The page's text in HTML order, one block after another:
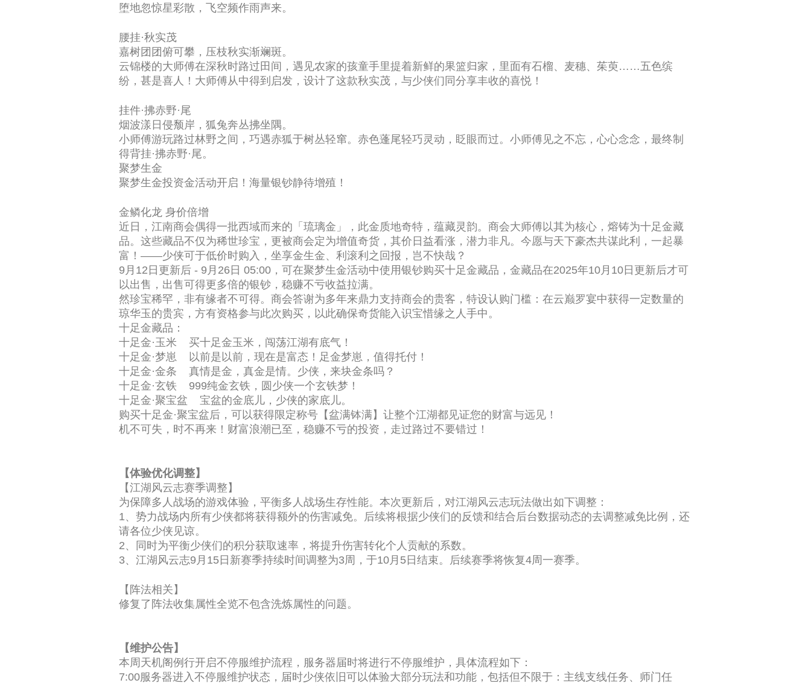
堕地忽惊星彩散，飞空频作雨声来。
腰挂·秋实茂
嘉树团团俯可攀，压枝秋实渐斓斑。
云锦楼的大师傅在深秋时路过田间，遇见农家的孩童手里提着新鲜的果篮归家，里面有石榴、麦穗、茱萸……五色缤
纷，甚是喜人！大师傅从中得到启发，设计了这款秋实茂，与少侠们同分享丰收的喜悦！
挂件·拂赤野·尾
烟波漾日侵颓岸，狐兔奔丛拂坐隅。
小师傅游玩路过林野之间，巧遇赤狐于树丛轻窜。赤色蓬尾轻巧灵动，眨眼而过。小师傅见之不忘，心心念念，最终制
得背挂·拂赤野·尾。
聚梦生金
聚梦生金投资金活动开启！海量银钞静待增殖！
金鳞化龙 身价倍增
近日，江南商会偶得一批西域而来的「琉璃金」，此金质地奇特，蕴藏灵韵。商会大师傅以其为核心，熔铸为十足金藏
品。这些藏品不仅为稀世珍宝，更被商会定为增值奇货，其价日益看涨，潜力非凡。今愿与天下豪杰共谋此利，一起暴
富！——少侠可于低价时购入，坐享金生金、利滚利之回报，岂不快哉？
9月12日更新后 - 9月26日 05:00，可在聚梦生金活动中使用银钞购买十足金藏品，金藏品在2025年10月10日更新后才可
以出售，出售可得更多倍的银钞，稳赚不亏收益拉满。
然珍宝稀罕，非有缘者不可得。商会答谢为多年来鼎力支持商会的贵客，特设认购门槛：在云巅罗宴中获得一定数量的
琼华玉的贵宾，方有资格参与此次购买，以此确保奇货能入识宝惜缘之人手中。
十足金藏品：
十足金·玉米 买十足金玉米，闯荡江湖有底气！
十足金·梦崽 以前是以前，现在是富态！足金梦崽，值得托付！
十足金·金条 真情是金，真金是情。少侠，来块金条吗？
十足金·玄铁 999纯金玄铁，圆少侠一个玄铁梦！
十足金·聚宝盆 宝盆的金底儿，少侠的家底儿。
购买十足金·聚宝盆后，可以获得限定称号【盆满钵满】让整个江湖都见证您的财富与远见！
机不可失，时不再来！财富浪潮已至，稳赚不亏的投资，走过路过不要错过！
【体验优化调整】
【江湖风云志赛季调整】
为保障多人战场的游戏体验，平衡多人战场生存性能。本次更新后，对江湖风云志玩法做出如下调整：
1、势力战场内所有少侠都将获得额外的伤害减免。后续将根据少侠们的反馈和结合后台数据动态的去调整减免比例，还
请各位少侠见谅。
2、同时为平衡少侠们的积分获取速率，将提升伤害转化个人贡献的系数。
3、江湖风云志9月15日新赛季持续时间调整为3周，于10月5日结束。后续赛季将恢复4周一赛季。
【阵法相关】
修复了阵法收集属性全览不包含洗炼属性的问题。
【维护公告】
本周天机阁例行开启不停服维护流程，服务器届时将进行不停服维护，具体流程如下：
7:00服务器进入不停服维护状态，届时少侠依旧可以体验大部分玩法和功能，包括但不限于：主线支线任务、师门任